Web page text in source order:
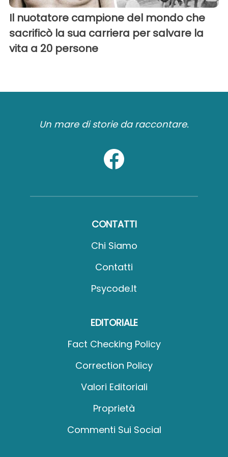
Il nuotatore campione del mondo che
sacrificò la sua carriera per salvare la
vita a 20 persone
Un mare di storie da raccontare.
CONTATTI
Chi Siamo
Contatti
Psycode.it
EDITORIALE
Fact Checking Policy
Correction Policy
Valori Editoriali
Proprietà
Commenti Sui Social